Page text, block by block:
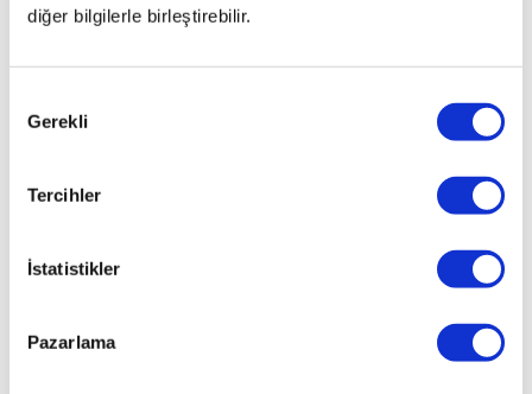
diğer bilgilerle birleştirebilir.
Seçimi
Gerekli
Tercihler
İstatistikler
Pazarlama